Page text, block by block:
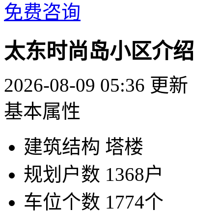
免费咨询
太东时尚岛小区介绍
2026-08-09 05:36 更新
基本属性
建筑结构 塔楼
规划户数 1368户
车位个数 1774个